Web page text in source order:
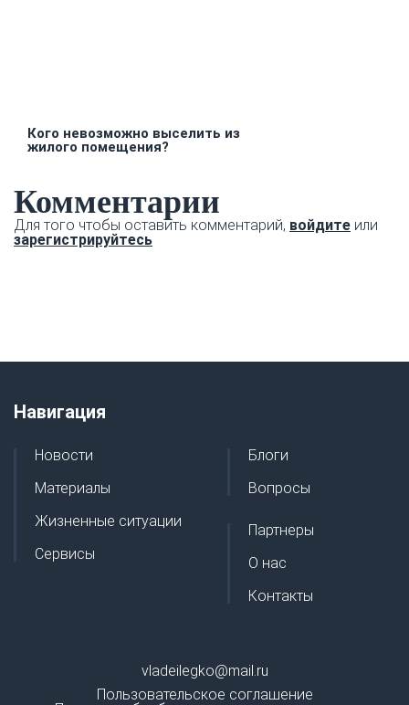
Кого невозможно выселить из
жилого помещения?
Комментарии
Для того чтобы оставить комментарий, войдите или
зарегистрируйтесь
Навигация
Новости
Материалы
Жизненные ситуации
Сервисы
Блоги
Вопросы
Партнеры
О нас
Контакты
vladeilegko@mail.ru
Пользовательское соглашение